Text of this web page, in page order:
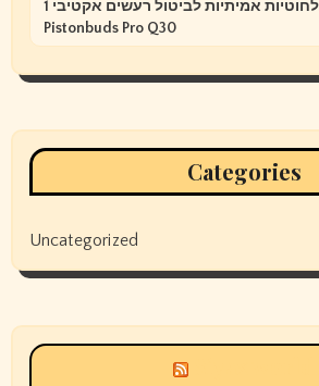
אוזניות אלחוטיות אמיתיות לביטול רעשים אקטיבי 1more
Pistonbuds Pro Q30
Categories
Uncategorized